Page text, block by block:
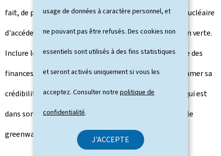
usage de données à caractère personnel, et
ne pouvant pas être refusés. Des cookies non
essentiels sont utilisés à des fins statistiques
et seront activés uniquement si vous les
acceptez. Consulter notrepolitique de
confidentialité.
J'ACCEPTE
fait, de permettre aux acteurs des énergies fossile et nucléaire
d'accéder aux investissements prévus pour la transition verte.
Inclure le nucléaire et le gaz naturel dans la taxonomie des
finances durables serait de nature à sérieusement entamer sa
crédibilité. Voilà pourquoi le Luxembourg fera tout ce qui est
dans son pouvoir pour bloquer cette décision et éviter le
greenwashing".